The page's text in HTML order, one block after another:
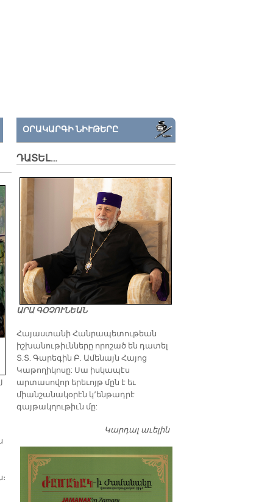
ՕՐԱԿԱՐԳԻ ՆԻՒԹԵՐԸ
ԴԱՏԵԼ…
ԱՐԱ ԳՕՉՈՒՆԵԱՆ
​Հայաստանի Հանրապետութեան
իշխանութիւնները որոշած են դատել
Տ.Տ. Գարեգին Բ. Ամենայն Հայոց
Կաթողիկոսը: Սա իսկապէս
արտասովոր երեւոյթ մըն է եւ
միանշանակօրէն կ՚ենթադրէ
գայթակղութիւն մը:
Կարդալ աւելինԴատել…